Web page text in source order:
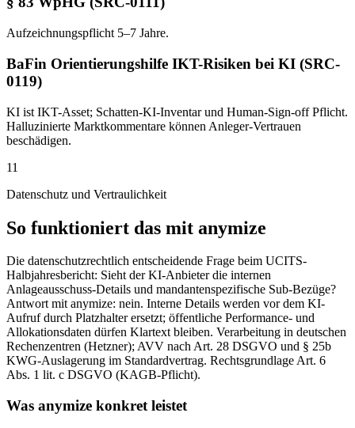
Aufzeichnungspflicht 5–7 Jahre.
BaFin Orientierungshilfe IKT-Risiken bei KI (SRC-
0119)
KI ist IKT-Asset; Schatten-KI-Inventar und Human-Sign-off Pflicht.
Halluzinierte Marktkommentare können Anleger-Vertrauen
beschädigen.
11
Datenschutz und Vertraulichkeit
So funktioniert das mit anymize
Die datenschutzrechtlich entscheidende Frage beim UCITS-
Halbjahresbericht: Sieht der KI-Anbieter die internen
Anlageausschuss-Details und mandantenspezifische Sub-Bezüge?
Antwort mit anymize: nein. Interne Details werden vor dem KI-
Aufruf durch Platzhalter ersetzt; öffentliche Performance- und
Allokationsdaten dürfen Klartext bleiben. Verarbeitung in deutschen
Rechenzentren (Hetzner); AVV nach Art. 28 DSGVO und § 25b
KWG-Auslagerung im Standardvertrag. Rechtsgrundlage Art. 6
Abs. 1 lit. c DSGVO (KAGB-Pflicht).
Was anymize konkret leistet